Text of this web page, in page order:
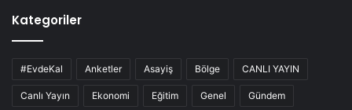
Kategoriler
#EvdeKal Anketler Asayiş Bölge CANLI YAYIN
Canlı Yayın Ekonomi Eğitim Genel Gündem